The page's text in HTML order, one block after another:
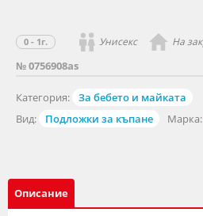
№ 0756908as
Категория:
За бебето и майката
Вид:
Подложки за къпане Марка:
0 - 1г. Унисекс На
Описание